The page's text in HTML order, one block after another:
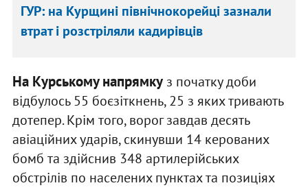
ГУР: на Курщині північнокорейці зазнали
втрат і розстріляли кадирівців
На Курському напрямкуз початку доби
відбулось 55 боєзіткнень, 25 з яких тривають
дотепер. Крім того, ворог завдав десять
авіаційних ударів, скинувши 14 керованих
бомб та здійснив 348 артилерійських
обстрілів по населених пунктах та позиціях